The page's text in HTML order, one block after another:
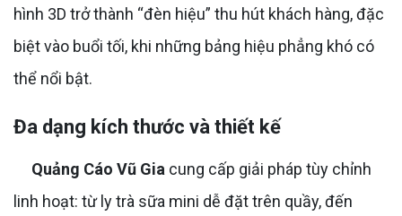
hình 3D trở thành “đèn hiệu” thu hút khách hàng, đặc
biệt vào buổi tối, khi những bảng hiệu phẳng khó có
thể nổi bật.
Đa dạng kích thước và thiết kế
Quảng Cáo Vũ Gia cung cấp giải pháp tùy chỉnh
linh hoạt: từ ly trà sữa mini dễ đặt trên quầy, đến